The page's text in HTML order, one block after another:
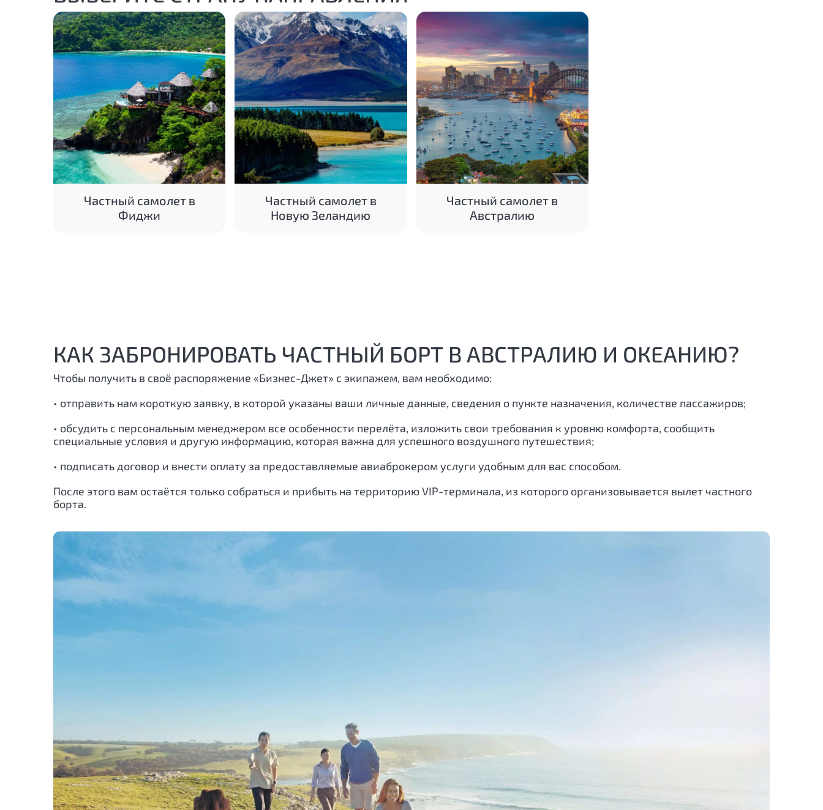
Частный самолет в
Фиджи
Частный самолет в
Новую Зеландию
Частный самолет в
Австралию
КАК ЗАБРОНИРОВАТЬ ЧАСТНЫЙ БОРТ В АВСТРАЛИЮ И ОКЕАНИЮ?
Чтобы получить в своё распоряжение «Бизнес-Джет» с экипажем, вам необходимо:
• отправить нам короткую заявку, в которой указаны ваши личные данные, сведения о пункте назначения, количестве пассажиров;
• обсудить с персональным менеджером все особенности перелёта, изложить свои требования к уровню комфорта, сообщить
специальные условия и другую информацию, которая важна для успешного воздушного путешествия;
• подписать договор и внести оплату за предоставляемые авиаброкером услуги удобным для вас способом.
После этого вам остаётся только собраться и прибыть на территорию VIP-терминала, из которого организовывается вылет частного
борта.